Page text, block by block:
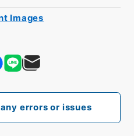
errors or issues
Images